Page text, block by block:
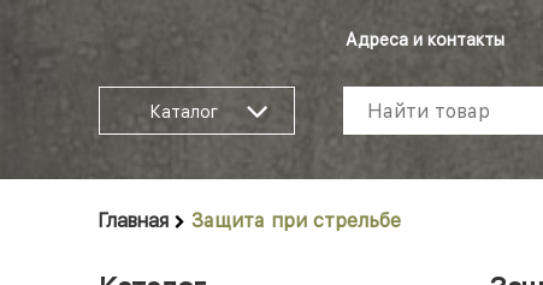
Адреса и контакты
Каталог
Главная Защита при стрельбе